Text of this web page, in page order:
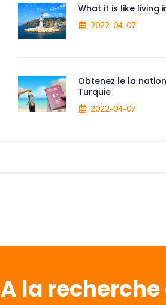
What it is like living
2022-04-07
Obtenez le la
Turquie
2022-04-07
A la